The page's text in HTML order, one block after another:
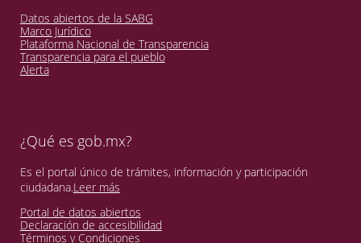
Datos abiertos de la SABG
Marco Jurídico
Plataforma Nacional de Transparencia
Transparencia para el pueblo
Alerta
¿Qué es gob.mx?
Es el portal único de trámites, información y participación
ciudadana.Leer más
Portal de datos abiertos
Declaración de accesibilidad
Términos y Condiciones